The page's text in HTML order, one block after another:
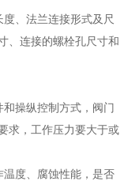
、法兰连接形式及尺
、连接的螺栓孔尺寸和
操纵控制方式，阀门
求，工作压力要大于或
度、腐蚀性能，是否